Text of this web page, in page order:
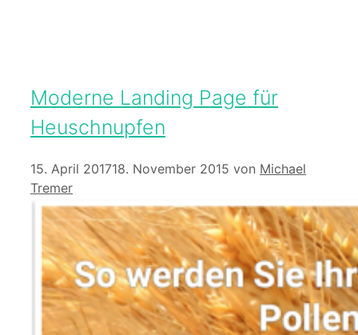
Moderne Landing Page für
Heuschnupfen
15. April 201718. November 2015 von Michael
Tremer